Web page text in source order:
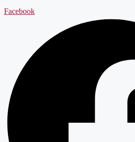
Facebook